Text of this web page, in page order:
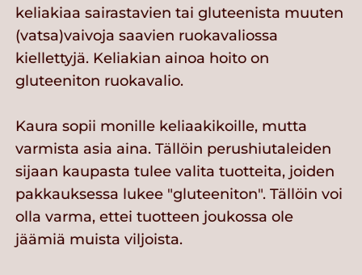
keliakiaa sairastavien tai gluteenista muuten
(vatsa)vaivoja saavien ruokavaliossa
kiellettyjä. Keliakian ainoa hoito on
gluteeniton ruokavalio.
Kaura sopii monille keliaakikoille, mutta
varmista asia aina. Tällöin perushiutaleiden
sijaan kaupasta tulee valita tuotteita, joiden
pakkauksessa lukee "gluteeniton". Tällöin voi
olla varma, ettei tuotteen joukossa ole
jäämiä muista viljoista.